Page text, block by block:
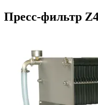
Пресс-фильтр